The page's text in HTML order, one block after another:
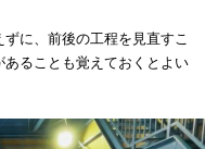
に、前後の工程を見直すこ
ることも覚えておくとよい